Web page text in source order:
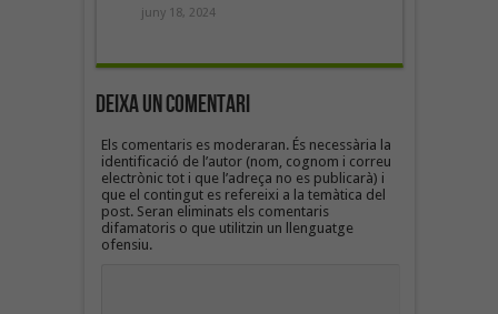
juny 18, 2024
Deixa un Comentari
Els comentaris es moderaran. És necessària la
identificació de l’autor (nom, cognom i correu
electrònic tot i que l’adreça no es publicarà) i
que el contingut es refereixi a la temàtica del
post. Seran eliminats els comentaris
difamatoris o que utilitzin un llenguatge
ofensiu.